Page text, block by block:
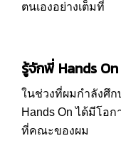
ตนเองอย่างเต็มที่
รู้จักพี่ Hands
ในช่วงที่ผมกำลังศึ
Hands On ได้มีโอ
ที่คณะของผม